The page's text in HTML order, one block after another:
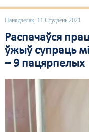
Панядзелак, 11 Студзень 2021
Распачаўся
ўжыў супраць
– 9 пацярпелых